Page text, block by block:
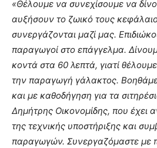
«Θέλουμε να συνεχίσουμε να
αυξήσουν το ζωικό τους
συνεργάζονται μαζί μας.
παραγωγοί στο επάγγελμα.
κοντά στα 60 λεπτά, γιατί
την παραγωγή γάλακτος.
και με καθοδήγηση για τα
Δημήτρης Οικονομίδης, που έχει
της τεχνικής υποστήριξης και
παραγωγών. Συνεργαζόμαστε με